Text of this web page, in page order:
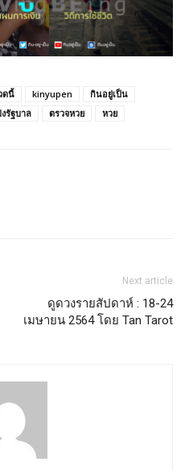
ดนี้ kinyupen
กินอยู่เป็น
รัฐบาล ตรวจหวย หวย
Next article
ดูดวงรายสัปดาห์ : 18-24
เมษายน 2564 โดย Tan Tarot